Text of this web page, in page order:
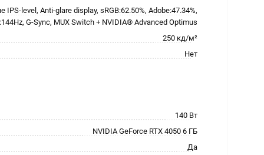
IPS-level, Anti-glare display, sRGB:62.50%, Adobe:47.34%,
G-Sync, MUX Switch + NVIDIA® Advanced Optimus
250 кд/м²
Нет
140 Вт
NVIDIA GeForce RTX 4050 6 ГБ
Да